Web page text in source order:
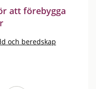
att förebygga
och beredskap